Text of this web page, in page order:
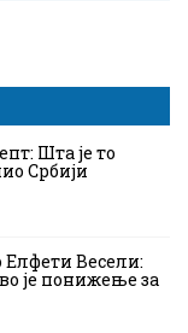
Шта је то
Србији
Весели:
је понижење за